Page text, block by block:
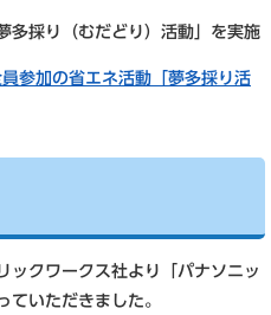
多採り（むだどり）活動」を実施
参加の省エネ活動「夢多採り活
クワークス社より「パナソニッ
ていただきました。